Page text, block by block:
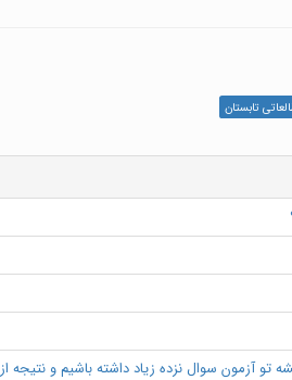
تابستان
آزمون سوال نزده زیاد داشته باشیم و نتیجه